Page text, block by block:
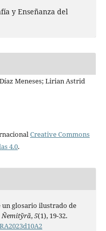
y Enseñanza del
Meneses; Lirian Astrid
Creative Commons
4.0.
un glosario ilustrado de
Ñemitỹrã,5(1), 19-32.